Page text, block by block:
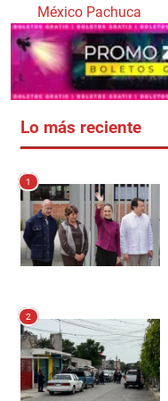
México Pachuca
Lo más reciente
1
2